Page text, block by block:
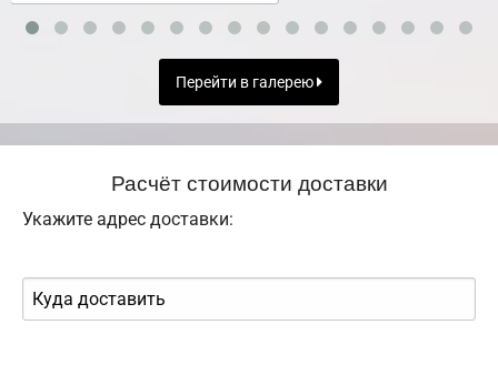
Перейти в галерею
Расчёт стоимости доставки
Укажите адрес доставки: